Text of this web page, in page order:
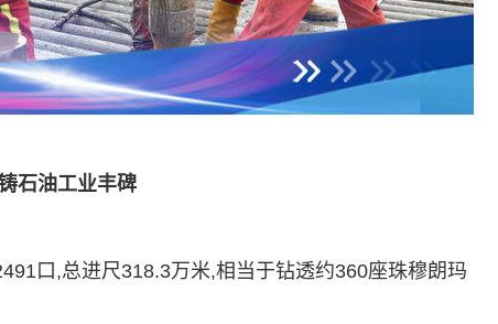
石油工业丰碑
口,总进尺318.3万米,相当于钻透约360座珠穆朗玛